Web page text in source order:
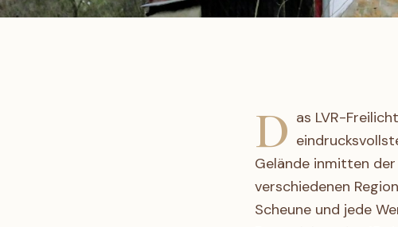
D as LVR-
Gelände inmitten
verschiedenen
Scheune und jede